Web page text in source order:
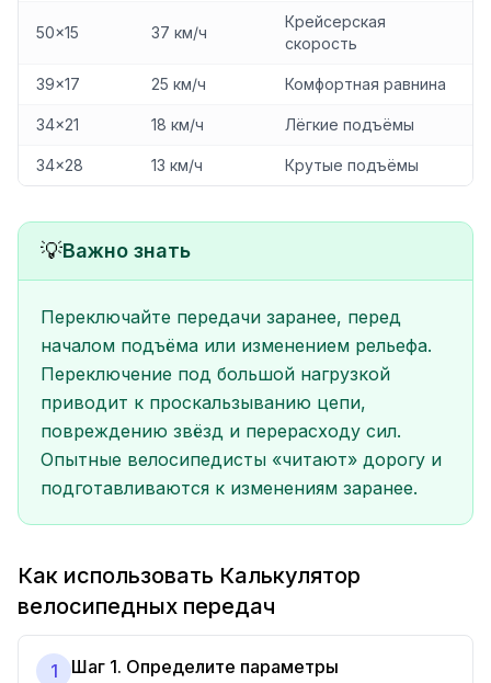
50×15 37 км/ч
Крейсерская
скорость
39×17 25 км/ч Комфортная равнина
34×21 18 км/ч Лёгкие подъёмы
34×28 13 км/ч Крутые подъёмы
💡Важно знать
Переключайте передачи заранее, перед
началом подъёма или изменением рельефа.
Переключение под большой нагрузкой
приводит к проскальзыванию цепи,
повреждению звёзд и перерасходу сил.
Опытные велосипедисты «читают» дорогу и
подготавливаются к изменениям заранее.
Как использовать Калькулятор
велосипедных передач
1 Шаг 1. Определите параметры